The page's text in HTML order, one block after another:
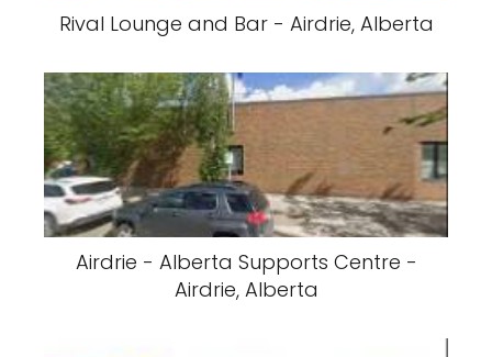
Rival Lounge and Bar - Airdrie, Alberta
Airdrie - Alberta Supports Centre -
Airdrie, Alberta